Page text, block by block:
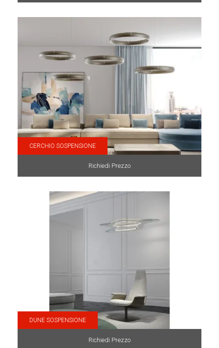
CERCHIO SOSPENSIONE
Richiedi Prezzo
DUNE SOSPENSIONE
Richiedi Prezzo